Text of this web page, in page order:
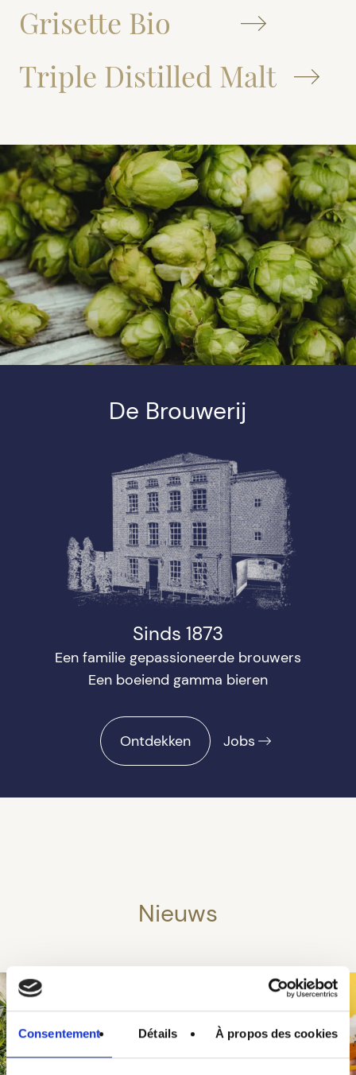
Consentement Détails À propos des cookies
Grisette Bio
Triple Distilled Malt
De Brouwerij
Sinds 1873
Een familie gepassioneerde brouwers
Een boeiend gamma bieren
Ontdekken Jobs
Nieuws